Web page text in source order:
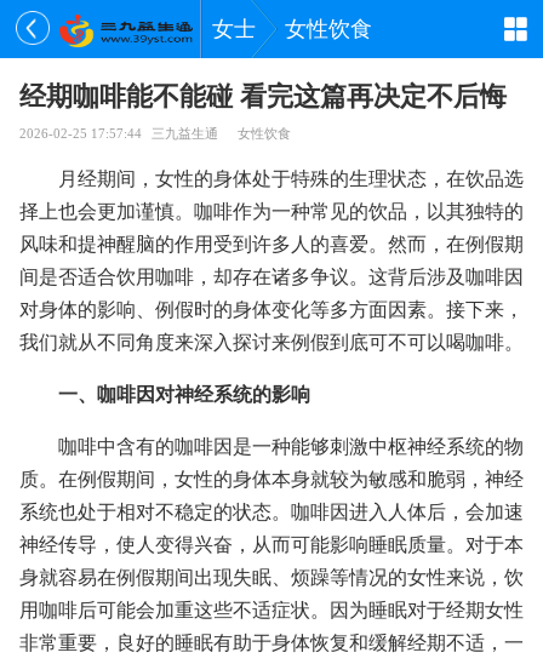
女士 女性饮食
经期咖啡能不能碰 看完这篇再决定不后悔
2026-02-25 17:57:44 三九益生通 女性饮食
月经期间，女性的身体处于特殊的生理状态，在饮品选
择上也会更加谨慎。咖啡作为一种常见的饮品，以其独特的
风味和提神醒脑的作用受到许多人的喜爱。然而，在例假期
间是否适合饮用咖啡，却存在诸多争议。这背后涉及咖啡因
对身体的影响、例假时的身体变化等多方面因素。接下来，
我们就从不同角度来深入探讨来例假到底可不可以喝咖啡。
一、咖啡因对神经系统的影响
咖啡中含有的咖啡因是一种能够刺激中枢神经系统的物
质。在例假期间，女性的身体本身就较为敏感和脆弱，神经
系统也处于相对不稳定的状态。咖啡因进入人体后，会加速
神经传导，使人变得兴奋，从而可能影响睡眠质量。对于本
身就容易在例假期间出现失眠、烦躁等情况的女性来说，饮
用咖啡后可能会加重这些不适症状。因为睡眠对于经期女性
非常重要，良好的睡眠有助于身体恢复和缓解经期不适，一